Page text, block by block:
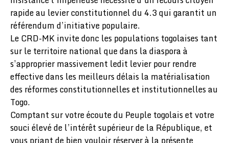
rapide au levier constitutionnel du 4.3 qui garantit un
référendum d’initiative populaire.
Le CRD-MK invite donc les populations togolaises tant
sur le territoire national que dans la diaspora à
s’approprier massivement ledit levier pour rendre
effective dans les meilleurs délais la matérialisation
des réformes constitutionnelles et institutionnelles au
Togo.
Comptant sur votre écoute du Peuple togolais et votre
souci élevé de l’intérêt supérieur de la République, et